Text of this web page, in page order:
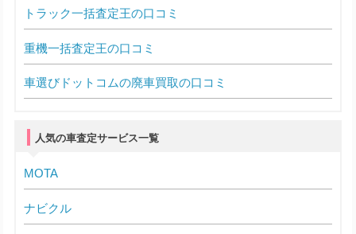
トラック一括査定王の口コミ
重機一括査定王の口コミ
車選びドットコムの廃車買取の口コミ
人気の車査定サービス一覧
MOTA
ナビクル